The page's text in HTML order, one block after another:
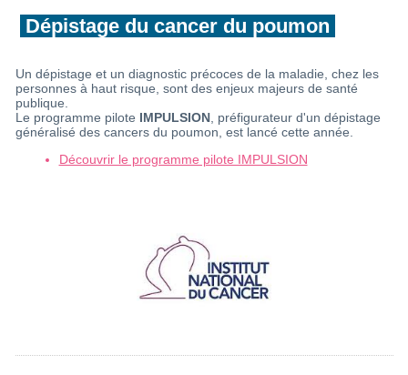
Dépistage du cancer du poumon
Un dépistage et un diagnostic précoces de la maladie, chez les
personnes à haut risque, sont des enjeux majeurs de santé
publique.
Le programme pilote IMPULSION, préfigurateur d'un dépistage
généralisé des cancers du poumon, est lancé cette année.
Découvrir le programme pilote IMPULSION